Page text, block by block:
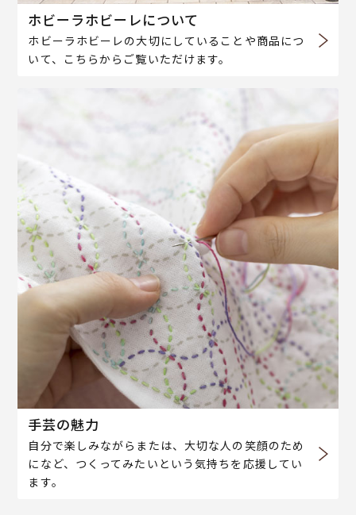
ホビーラホビーレについて
ホビーラホビーレの大切にしていることや商品につ
いて、こちらからご覧いただけます。
手芸の魅力
自分で楽しみながらまたは、大切な人の笑顔のため
になど、つくってみたいという気持ちを応援してい
ます。